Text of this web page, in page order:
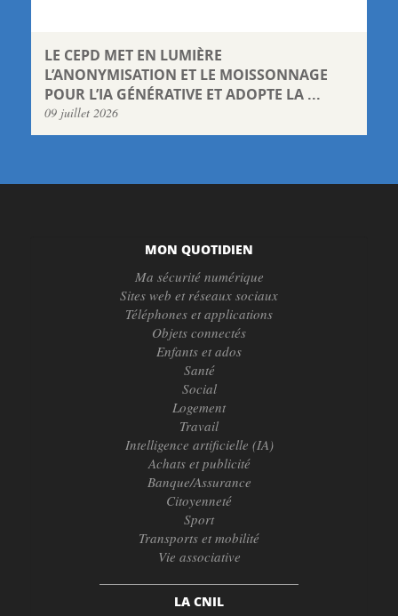
LE CEPD MET EN LUMIÈRE
L’ANONYMISATION ET LE MOISSONNAGE
POUR L’IA GÉNÉRATIVE ET ADOPTE LA ...
09 juillet 2026
MON QUOTIDIEN
Ma sécurité numérique
Sites web et réseaux sociaux
Téléphones et applications
Objets connectés
Enfants et ados
Santé
Social
Logement
Travail
Intelligence artificielle (IA)
Achats et publicité
Banque/Assurance
Citoyenneté
Sport
Transports et mobilité
Vie associative
LA CNIL